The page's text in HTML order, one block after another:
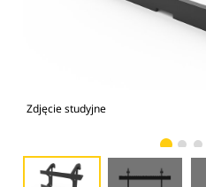
Zdjęcie studyjne